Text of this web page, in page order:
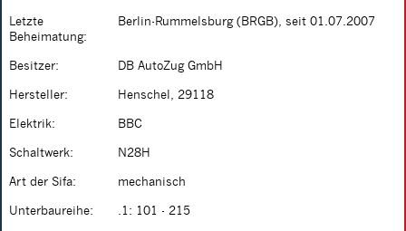
Letzte
Beheimatung:
Berlin-Rummelsburg (BRGB), seit 01.07.2007
Besitzer: DB AutoZug GmbH
Hersteller: Henschel, 29118
Elektrik: BBC
Schaltwerk: N28H
Art der Sifa: mechanisch
Unterbaureihe: .1: 101 - 215